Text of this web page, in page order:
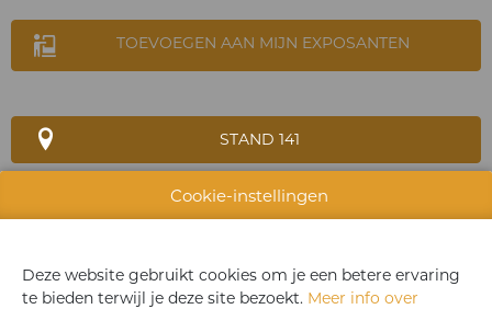
TOEVOEGEN AAN MIJN EXPOSANTEN
STAND 141
Cookie-instellingen
Deze website gebruikt cookies om je een betere ervaring
te bieden terwijl je deze site bezoekt. Meer info over